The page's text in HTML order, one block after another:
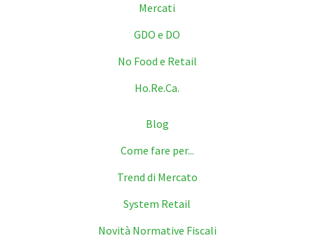
Mercati
GDO e DO
No Food e Retail
Ho.Re.Ca.
Blog
Come fare per...
Trend di Mercato
System Retail
Novità Normative Fiscali